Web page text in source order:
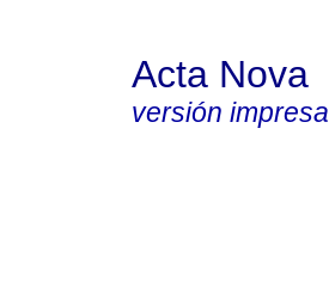
Acta Nova
versión impresa